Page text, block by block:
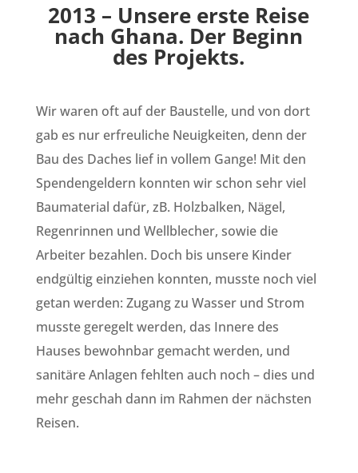
2013 – Unsere erste Reise
nach Ghana. Der Beginn
des Projekts.
Wir waren oft auf der Baustelle, und von dort
gab es nur erfreuliche Neuigkeiten, denn der
Bau des Daches lief in vollem Gange! Mit den
Spendengeldern konnten wir schon sehr viel
Baumaterial dafür, zB. Holzbalken, Nägel,
Regenrinnen und Wellblecher, sowie die
Arbeiter bezahlen. Doch bis unsere Kinder
endgültig einziehen konnten, musste noch viel
getan werden: Zugang zu Wasser und Strom
musste geregelt werden, das Innere des
Hauses bewohnbar gemacht werden, und
sanitäre Anlagen fehlten auch noch – dies und
mehr geschah dann im Rahmen der nächsten
Reisen.